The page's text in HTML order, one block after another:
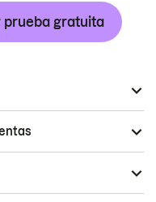
prueba gratuita